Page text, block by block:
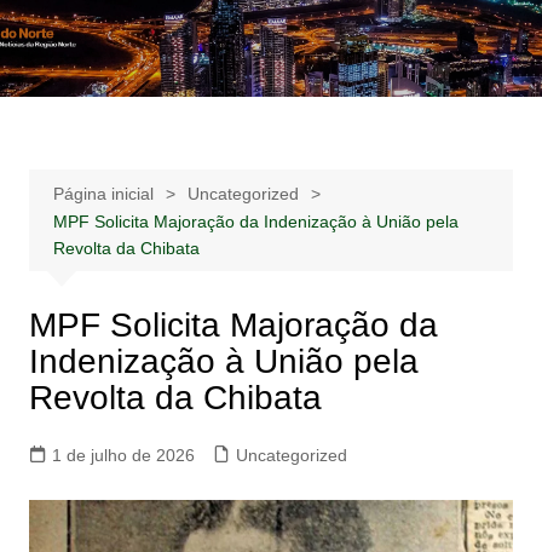
Ir
para
o
Notícias –
Publicidades –
Notícias – Publicidades – Anúncios
Página inicial
Uncategorized
MPF Solicita Majoração da Indenização à União pela
Revolta da Chibata
MPF Solicita Majoração da
Indenização à União pela
Revolta da Chibata
1 de julho de 2026 Uncategorized